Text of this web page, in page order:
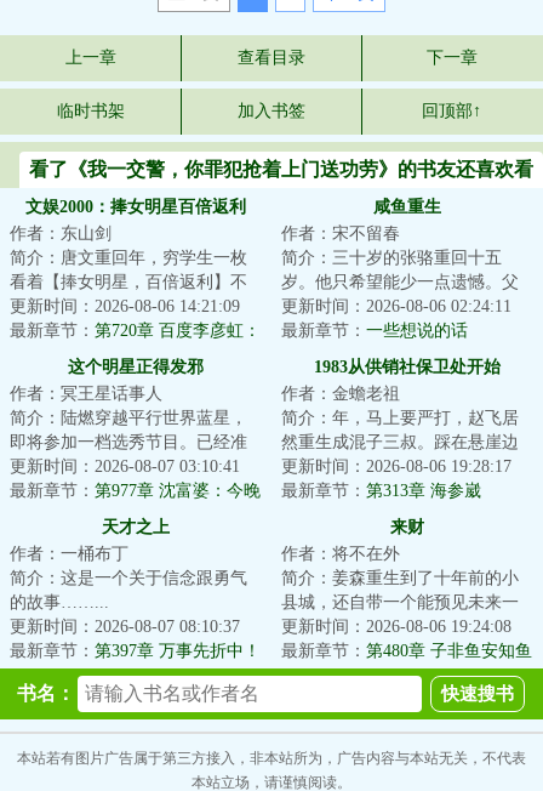
上一章 查看目录 下一章
临时书架 加入书签 回顶部↑
看了《我一交警，你罪犯抢着上门送功劳》的书友还喜欢看
文娱2000：捧女明星百倍返利
作者：东山剑
简介：唐文重回年，穷学生一枚
看着【捧女明星，百倍返利】不
由陷入了沉思我兜里只有块毛拿
头捧女明星？这...
更新时间：2026-08-06 14:21:09
最新章节： 第720章 百度李彦虹：
坏了！唐总搞事能力过于强悍！
咸鱼重生
作者：宋不留春
简介：三十岁的张骆重回十五
岁。他只希望能少一点遗憾。父
母的遗憾，暗恋的遗憾，成长的
遗憾。他其实所求...
更新时间：2026-08-06 02:24:11
最新章节： 一些想说的话
这个明星正得发邪
作者：冥王星话事人
简介：陆燃穿越平行世界蓝星，
即将参加一档选秀节目。已经准
备好靠抽象出圈的他，却绑定了
一个正能量文娱...
更新时间：2026-08-07 03:10:41
最新章节： 第977章 沈富婆：今晚
1983从供销社保卫处开始
作者：金蟾老祖
简介：年，马上要严打，赵飞居
然重生成混子三叔。踩在悬崖边
上，赵飞只能自救。第一步，先
从进供销社保卫...
更新时间：2026-08-06 19:28:17
最新章节： 第313章 海参崴
天才之上
作者：一桶布丁
简介：这是一个关于信念跟勇气
的故事……...
更新时间：2026-08-07 08:10:37
最新章节： 第397章 万事先折中！
来财
作者：将不在外
简介：姜森重生到了十年前的小
县城，还自带一个能预见未来一
分钟的金手指。一分钟能干什
么？本书又名《人...
更新时间：2026-08-06 19:24:08
最新章节： 第480章 子非鱼安知鱼
之乐？
书名：
本站若有图片广告属于第三方接入，非本站所为，广告内容与本站无关，不代表
本站立场，请谨慎阅读。